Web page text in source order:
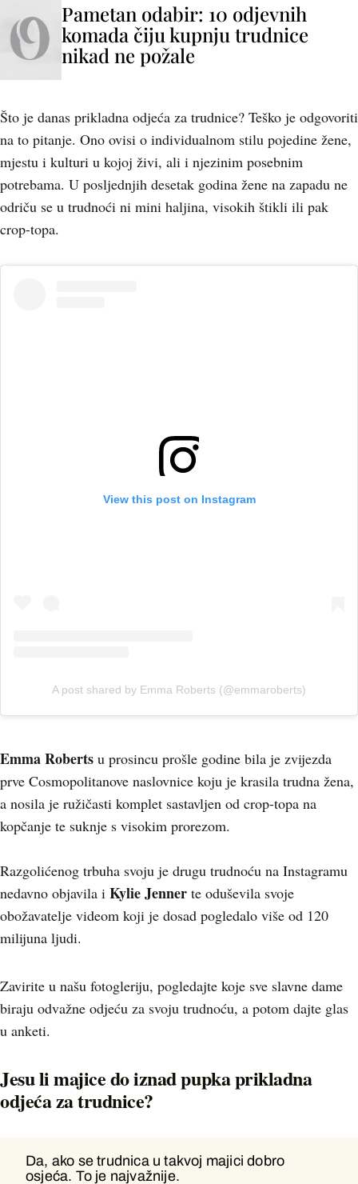
Pametan odabir: 10 odjevnih
komada čiju kupnju trudnice
nikad ne požale
Što je danas prikladna odjeća za trudnice? Teško je odgovoriti
na to pitanje. Ono ovisi o individualnom stilu pojedine žene,
mjestu i kulturi u kojoj živi, ali i njezinim posebnim
potrebama. U posljednjih desetak godina žene na zapadu ne
odriču se u trudnoći ni mini haljina, visokih štikli ili pak
crop-topa.
View this post on Instagram
A post shared by Emma Roberts (@emmaroberts)
Emma Roberts u prosincu prošle godine bila je zvijezda
prve Cosmopolitanove naslovnice koju je krasila trudna žena,
a nosila je ružičasti komplet sastavljen od crop-topa na
kopčanje te suknje s visokim prorezom.
Razgolićenog trbuha svoju je drugu trudnoću na Instagramu
nedavno objavila i Kylie Jenner te oduševila svoje
obožavatelje videom koji je dosad pogledalo više od 120
milijuna ljudi.
Zavirite u našu fotogleriju, pogledajte koje sve slavne dame
biraju odvažne odjeću za svoju trudnoću, a potom dajte glas
u anketi.
Jesu li majice do iznad pupka prikladna
odjeća za trudnice?
Da, ako se trudnica u takvoj majici dobro
osjeća. To je najvažnije.
Da, ako se trudnica u takvoj majici
dobro osjeća. To je najvažnije.